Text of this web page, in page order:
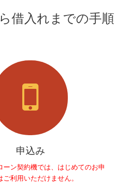
借入れまでの手順
申込み
ーン契約機では、はじめてのお申
ご利用いただけません。